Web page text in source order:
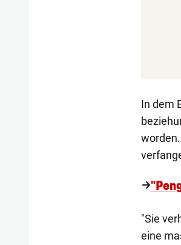
In dem
"Sie
eine